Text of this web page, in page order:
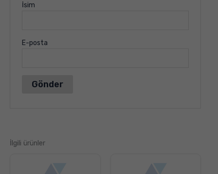
İsim
E-posta
İlgili ürünler